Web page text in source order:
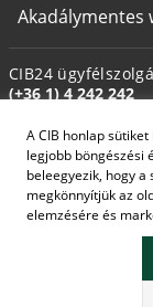
A CIB honlap
legjobb böngészési
beleegyezik, hogy
megkönnyítjük az
elemzésére és
Akadálymentes
CIB24
(+36 1) 4 242 242
Biztosítási üfsz.
(+36 1) 489 6712